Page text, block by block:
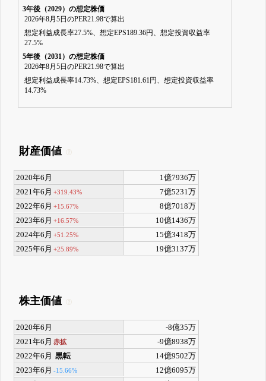
3年後（2029）の想定株価
2026年8月5日のPER21.98で算出
想定利益成長率27.5%、想定EPS189.36円、想定投資収益率
27.5%
5年後（2031）の想定株価
2026年8月5日のPER21.98で算出
想定利益成長率14.73%、想定EPS181.61円、想定投資収益率
14.73%
財産価値
2020年6月
1億7936万
2021年6月 +319.43%
7億5231万
2022年6月 +15.67%
8億7018万
2023年6月 +16.57%
10億1436万
2024年6月 +51.25%
15億3418万
2025年6月 +25.89% 19億3137万
株主価値
2020年6月
-8億35万
2021年6月 赤拡
-9億8938万
2022年6月 黒転
14億9502万
2023年6月 -15.66%
12億6095万